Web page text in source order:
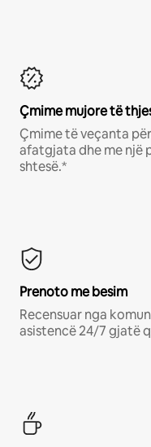
Çmime mujore të
Çmime të veçanta
afatgjata dhe me një
shtesë.*
Prenoto me besim
Recensuar nga
asistencë 24/7 gjatë